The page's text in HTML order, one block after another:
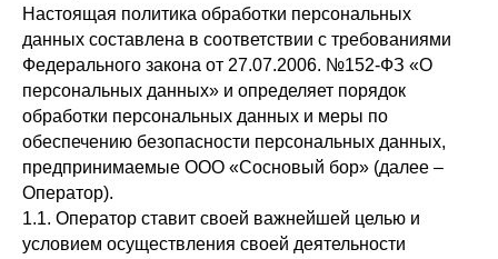
Настоящая политика обработки персональных
данных составлена в соответствии с требованиями
Федерального закона от 27.07.2006. №152-ФЗ «О
персональных данных» и определяет порядок
обработки персональных данных и меры по
обеспечению безопасности персональных данных,
предпринимаемые ООО «Сосновый бор» (далее –
Оператор).
1.1. Оператор ставит своей важнейшей целью и
условием осуществления своей деятельности